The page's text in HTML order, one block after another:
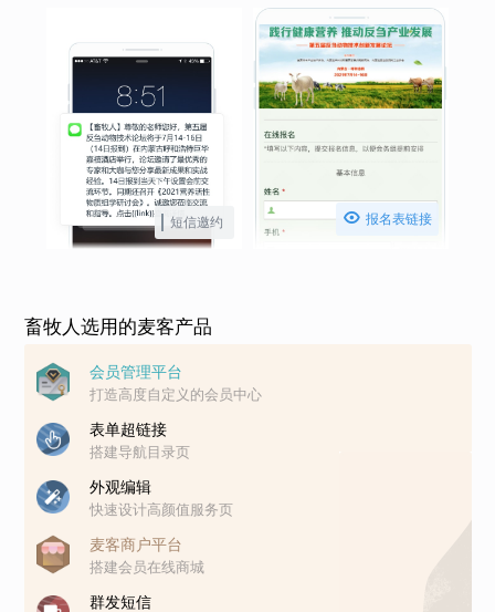
短信邀约  报名表链接
畜牧人选用的麦客产品
会员管理平台
打造高度自定义的会员中心
表单超链接
搭建导航目录页
外观编辑
快速设计高颜值服务页
麦客商户平台
搭建会员在线商城
群发短信